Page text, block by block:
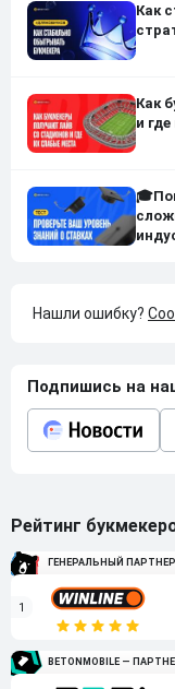
Как
Как
и
Нашли ошибку?
Подпишись на
Рейтинг
ГЕНЕРАЛЬНЫЙ
1
BETONMOBILE —